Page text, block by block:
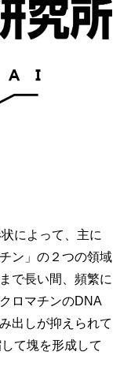
によって、主に
ン」の２つの領域
で長い間、頻繁に
ロマチンのDNA
出しが抑えられて
て塊を形成して